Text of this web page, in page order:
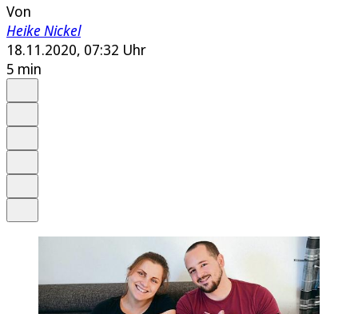
Von
Heike Nickel
18.11.2020, 07:32 Uhr
5 min